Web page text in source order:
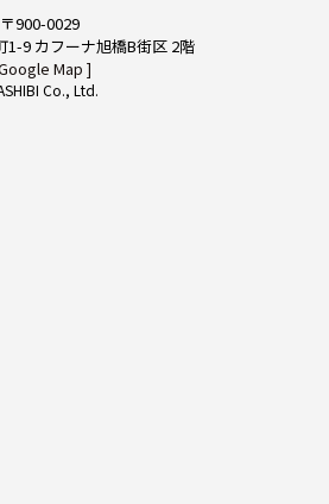
CONTACT
〒900-0029
9 カフーナ旭橋B街区 2階
Map ]
Co., Ltd.